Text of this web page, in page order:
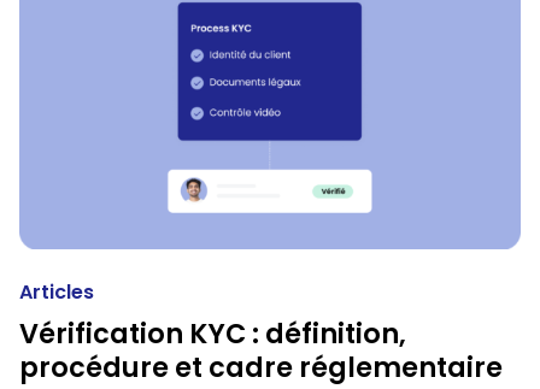
Articles
Vérification KYC : définition,
procédure et cadre réglementaire